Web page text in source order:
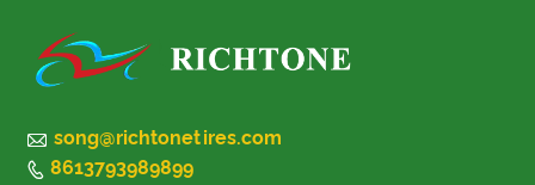
 song@richtonetires.com
 8613793989899